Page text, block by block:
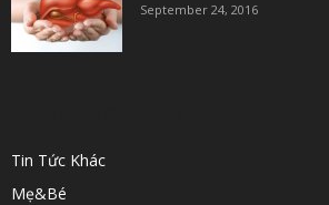
September 24, 2016
Tin Tức Khác
Mẹ&Bé